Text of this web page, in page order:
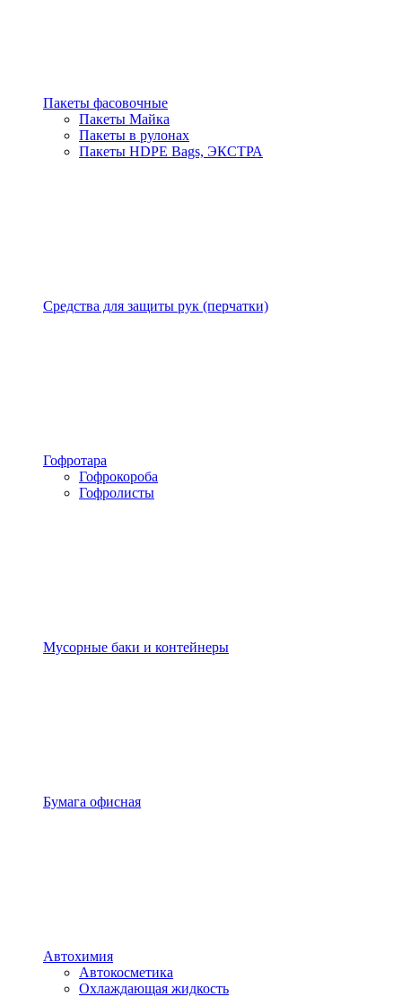
Пакеты фасовочные
Пакеты Майка
Пакеты в рулонах
Пакеты HDPE Bags, ЭКСТРА
Средства для защиты рук (перчатки)
Гофротара
Гофрокороба
Гофролисты
Мусорные баки и контейнеры
Бумага офисная
Автохимия
Автокосметика
Охлаждающая жидкость